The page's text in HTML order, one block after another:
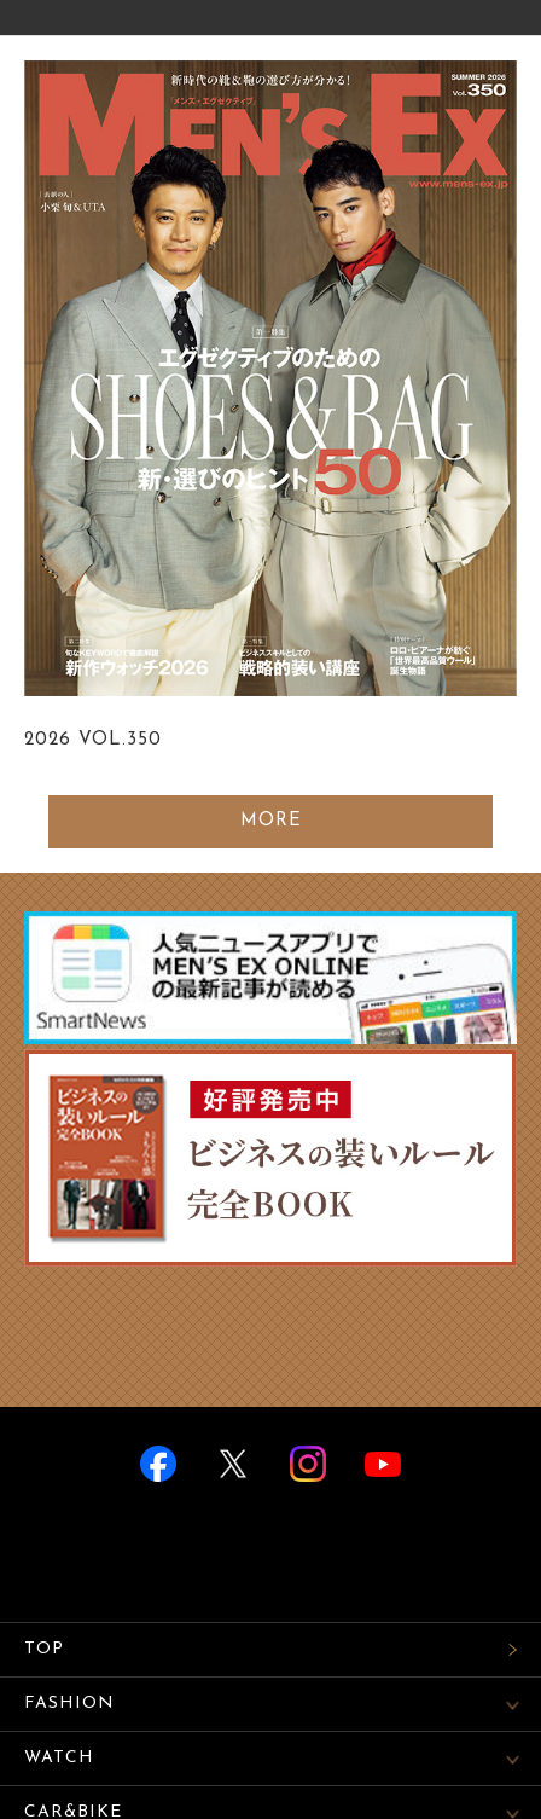
2026 VOL.350
MORE
TOP
FASHION
WATCH
CAR&BIKE